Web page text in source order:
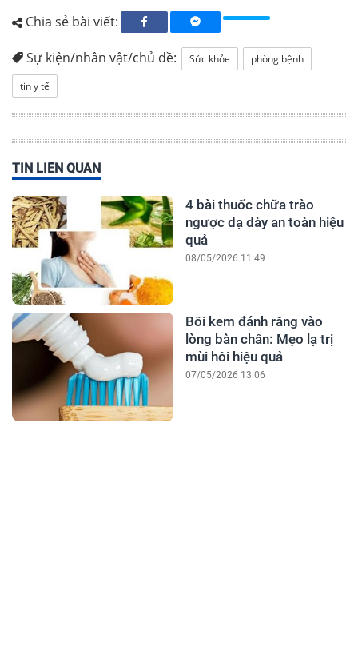
Chia sẻ bài viết:
Sự kiện/nhân vật/chủ đề: Sức khỏe
phòng bệnh
tin y tế
TIN LIÊN QUAN
4 bài thuốc chữa trào
ngược dạ dày an toàn hiệu
quả
08/05/2026 11:49
Bôi kem đánh răng vào
lòng bàn chân: Mẹo lạ trị
mùi hôi hiệu quả
07/05/2026 13:06